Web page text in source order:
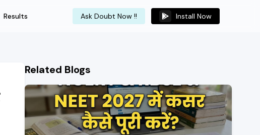
Results Ask Doubt Now !! Install Now
Related Blogs